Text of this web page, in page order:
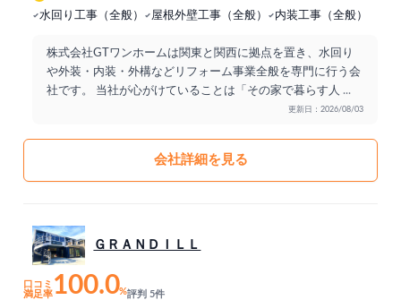
水回り工事（全般） 屋根外壁工事（全般） 内装工事（全般）
株式会社GTワンホームは関東と関西に拠点を置き、水回り
や外装・内装・外構などリフォーム事業全般を専門に行う会
社です。 当社が心がけていることは「その家で暮らす人 ...
更新日：2026/08/03
会社詳細を見る
ＧＲＡＮＤＩＬＬ
口コミ
満足率100.0%評判 5件